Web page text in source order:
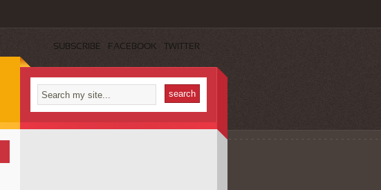
SUBSCRIBE FACEBOOK TWITTER